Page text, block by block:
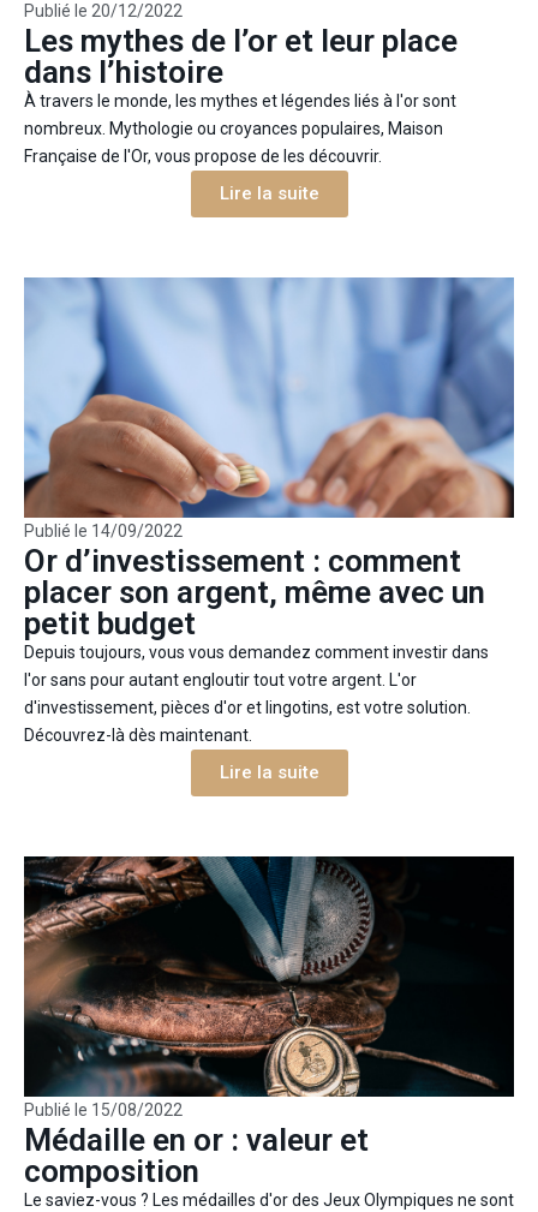
Publié le 20/12/2022
Les mythes de l’or et leur place
dans l’histoire
À travers le monde, les mythes et légendes liés à l'or sont
nombreux. Mythologie ou croyances populaires, Maison
Française de l'Or, vous propose de les découvrir.
Lire la suite
Publié le 14/09/2022
Or d’investissement : comment
placer son argent, même avec un
petit budget
Depuis toujours, vous vous demandez comment investir dans
l'or sans pour autant engloutir tout votre argent. L'or
d'investissement, pièces d'or et lingotins, est votre solution.
Découvrez-là dès maintenant.
Lire la suite
Publié le 15/08/2022
Médaille en or : valeur et
composition
Le saviez-vous ? Les médailles d'or des Jeux Olympiques ne sont